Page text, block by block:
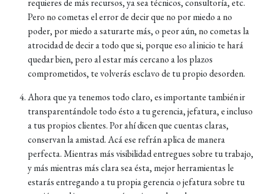
Pero no cometas el error de decir que no por miedo a no
poder, por miedo a saturarte más, o peor aún, no cometas la
atrocidad de decir a todo que si, porque eso al inicio te hará
quedar bien, pero al estar más cercano a los plazos
comprometidos, te volverás esclavo de tu propio desorden.
Ahora que ya tenemos todo claro, es importante también ir
transparentándole todo ésto a tu gerencia, jefatura, e incluso
a tus propios clientes. Por ahí dicen que cuentas claras,
conservan la amistad. Acá ese refrán aplica de manera
perfecta. Mientras más visibilidad entregues sobre tu trabajo,
y más mientras más clara sea ésta, mejor herramientas le
estarás entregando a tu propia gerencia o jefatura sobre tu